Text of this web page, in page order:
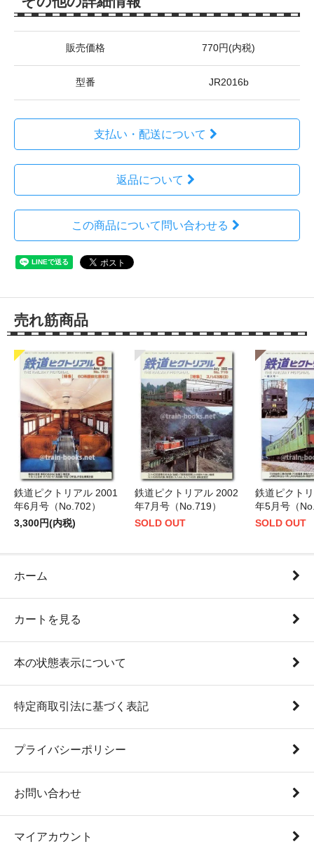
販売価格 770円(内税)
型番 JR2016b
支払い・配送について
返品について
この商品について問い合わせる
売れ筋商品
鉄道ピクトリアル 2001
年6月号（No.702）
3,300円(内税)
鉄道ピクトリアル 2002
年7月号（No.719）
SOLD OUT
鉄道ピクト
年5月号（
SOLD OUT
ホーム
カートを見る
本の状態表示について
特定商取引法に基づく表記
プライバシーポリシー
お問い合わせ
マイアカウント